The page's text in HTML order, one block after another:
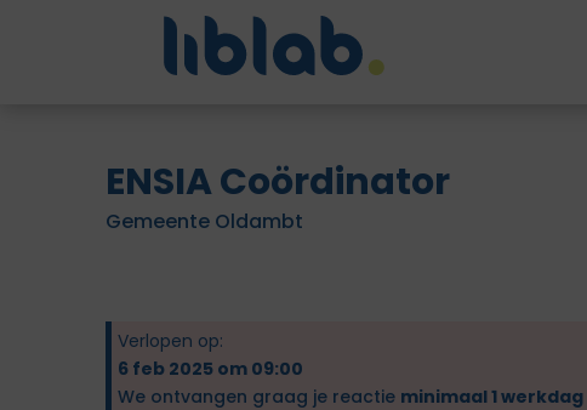
ENSIA Coördinator
Gemeente Oldambt
Verlopen op:
6 feb 2025 om 09:00
We ontvangen graag je reactie minimaal 1 werkdag